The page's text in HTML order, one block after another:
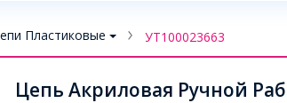
Пластиковые УТ100023663
Цепь Акриловая Ручной